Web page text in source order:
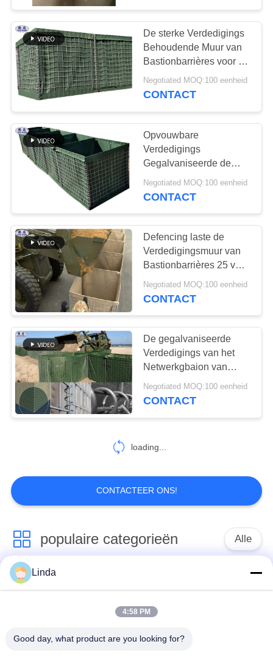
De sterke Verdedigings
Behoudende Muur van
Bastionbarrières voor de
Plaatsing van de
Noodsituatievloed
Negotiated MOQ:100 eenheid
CONTACT
Opvouwbare
Verdedigings
Gegalvaniseerde de
Ambachtcoc Certificatie
van Bastionbarrières
Negotiated MOQ:100 eenheid
CONTACT
Defencing laste de
Verdedigingsmuur van
Bastionbarrières 25 van
het het Weerjaar Bewijs
van de het Levensduur
Negotiated MOQ:100 eenheid
CONTACT
De gegalvaniseerde
Verdedigings van het
Netwerkgbaion van
Bastionbarrières
Aangepaste Grootte
Negotiated MOQ:100 eenheid
CONTACT
loading...
CONTACTEER ONS!
populaire categorieën Alle
Verdedigingsbarrière
Zand Gevulde
Linda
4:58 PM
Good day, what product are you looking for?